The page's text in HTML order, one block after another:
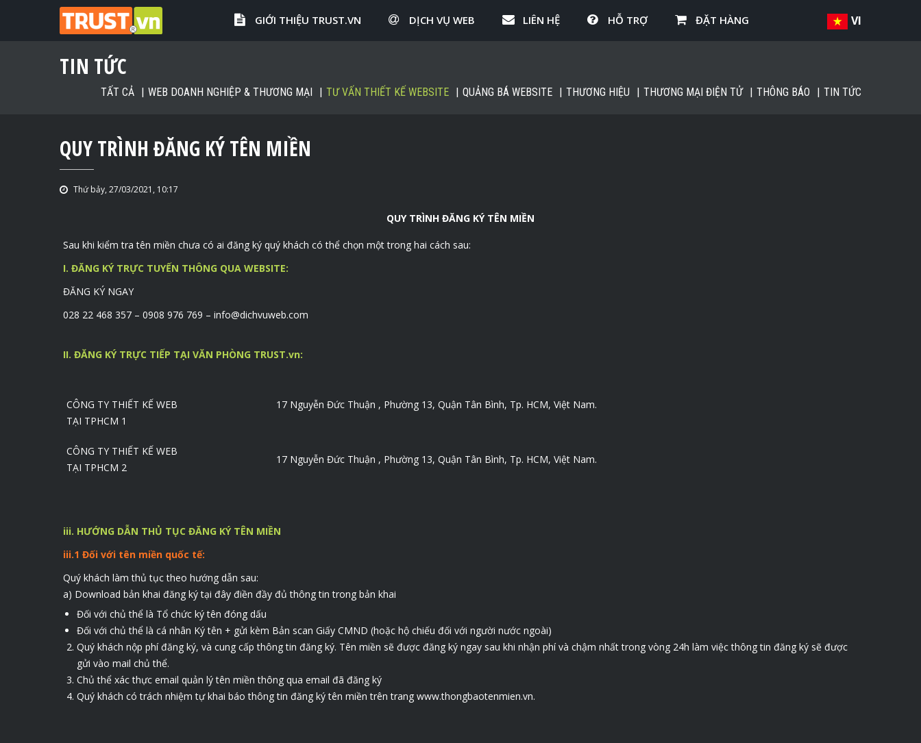
GIỚI THIỆU TRUST.VN DỊCH VỤ WEB LIÊN HỆ HỖ TRỢ ĐẶT HÀNG VI
TIN TỨC
TẤT CẢ WEB DOANH NGHIỆP & THƯƠNG MẠI TƯ VẤN THIẾT KẾ WEBSITE QUẢNG BÁ WEBSITE THƯƠNG HIỆU THƯƠNG MẠI ĐIỆN TỬ THÔNG BÁO TIN TỨC
QUY TRÌNH ĐĂNG KÝ TÊN MIỀN
Thứ bảy, 27/03/2021, 10:17
QUY TRÌNH ĐĂNG KÝ TÊN MIỀN
Sau khi kiểm tra tên miền chưa có ai đăng ký quý khách có thể chọn một trong hai cách sau:
I. ĐĂNG KÝ TRỰC TUYẾN THÔNG QUA WEBSITE:
ĐĂNG KÝ NGAY
028 22 468 357 – 0908 976 769 – info@dichvuweb.com
II. ĐĂNG KÝ TRỰC TIẾP TẠI VĂN PHÒNG TRUST.vn:
CÔNG TY THIẾT KẾ WEB
TẠI TPHCM 1
17 Nguyễn Đức Thuận , Phường 13, Quận Tân Bình, Tp. HCM, Việt Nam.
CÔNG TY THIẾT KẾ WEB
TẠI TPHCM 2
17 Nguyễn Đức Thuận , Phường 13, Quận Tân Bình, Tp. HCM, Việt Nam.
iii. HƯỚNG DẪN THỦ TỤC ĐĂNG KÝ TÊN MIỀN
iii.1 Đối với tên miền quốc tế:
Quý khách làm thủ tục theo hướng dẫn sau:
a) Download bản khai đăng kýtại đây điền đầy đủ thông tin trong bản khai
Đối với chủ thể là Tổ chức ký tên đóng dấu
Đối với chủ thể là cá nhân Ký tên + gửi kèm Bản scan Giấy CMND (hoặc hộ chiếu đối với người nước ngoài)
Quý khách nộp phí đăng ký, và cung cấp thông tin đăng ký. Tên miền sẽ được đăng ký ngay sau khi nhận phí và chậm nhất trong vòng 24h làm việc thông tin đăng ký sẽ được
gửi vào mail chủ thể.
Chủ thể xác thực email quản lý tên miền thông qua email đã đăng ký
Quý khách có trách nhiệm tự khai báo thông tin đăng ký tên miền trên trang www.thongbaotenmien.vn.